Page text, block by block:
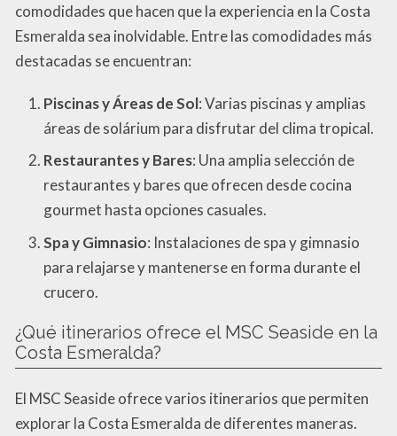
comodidades que hacen que la experiencia en la Costa
Esmeralda sea inolvidable. Entre las comodidades más
destacadas se encuentran:
Piscinas y Áreas de Sol: Varias piscinas y amplias
áreas de solárium para disfrutar del clima tropical.
Restaurantes y Bares: Una amplia selección de
restaurantes y bares que ofrecen desde cocina
gourmet hasta opciones casuales.
Spa y Gimnasio: Instalaciones de spa y gimnasio
para relajarse y mantenerse en forma durante el
crucero.
¿Qué itinerarios ofrece el MSC Seaside en la
Costa Esmeralda?
El MSC Seaside ofrece varios itinerarios que permiten
explorar la Costa Esmeralda de diferentes maneras.